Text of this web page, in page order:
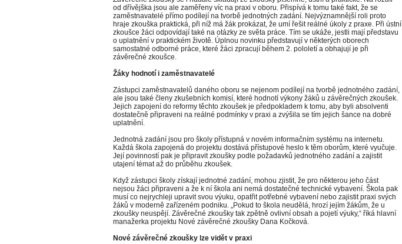
od dřívějška jsou ale zaměřeny víc na praxi v oboru. Přispívá k tomu také fakt, že se
zaměstnavatelé přímo podílejí na tvorbě jednotných zadání. Nejvýznamnější roli proto
hraje zkouška praktická, při níž má žák prokázat, že umí řešit reálné úkoly z praxe. Při ústní
zkoušce žáci odpovídají také na otázky ze světa práce. Tím se ukáže, jestli mají představu
o uplatnění v praktickém životě. Úplnou novinku představují v některých oborech
samostatné odborné práce, které žáci zpracují během 2. pololetí a obhajují je při
závěrečné zkoušce.
Žáky hodnotí i zaměstnavatelé
Zástupci zaměstnavatelů daného oboru se nejenom podílejí na tvorbě jednotného zadání,
ale jsou také členy zkušebních komisí, které hodnotí výkony žáků u závěrečných zkoušek.
Jejich zapojení do reformy těchto zkoušek je předpokladem k tomu, aby byli absolventi
dostatečně připraveni na reálné podmínky v praxi a zvýšila se tím jejich šance na dobré
uplatnění.
Jednotná zadání jsou pro školy přístupná v novém informačním systému na internetu.
Každá škola zapojená do projektu dostává přístupové heslo k těm oborům, které vyučuje.
Její povinností pak je připravit zkoušky podle požadavků jednotného zadání a zajistit
utajení témat až do průběhu zkoušek.
Když zástupci školy získají jednotné zadání, mohou zjistit, že pro některou jeho část
nejsou žáci připraveni a že k ní škola ani nemá dostatečné technické vybavení. Škola pak
musí co nejrychleji upravit svou výuku, opatřit potřebné vybavení nebo zajistit praxi svých
žáků v moderně zařízeném podniku. „Pokud to škola neudělá, hrozí jejím žákům, že u
zkoušky neuspějí. Závěrečné zkoušky tak zpětně ovlivní obsah a pojetí výuky,“ říká hlavní
manažerka projektu Nové závěrečné zkoušky Dana Kočková.
Nové závěrečné zkoušky lze vidět v praxi